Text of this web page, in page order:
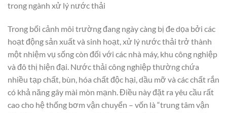
trong ngành xử lý nước thải
Trong bối cảnh môi trường đang ngày càng bị đe dọa bởi các
hoạt động sản xuất và sinh hoạt, xử lý nước thải trở thành
một nhiệm vụ sống còn đối với các nhà máy, khu công nghiệp
và đô thị hiện đại. Nước thải công nghiệp thường chứa
nhiều tạp chất, bùn, hóa chất độc hại, dầu mỡ và các chất rắn
có khả năng gây mài mòn mạnh. Điều này đặt ra yêu cầu rất
cao cho hệ thống bơm vận chuyển – vốn là “trung tâm vận